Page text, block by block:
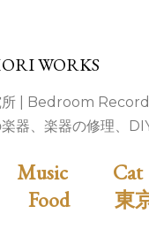
してメイン コン
WORKS
所 | Bedroom
器、楽器の修理、DIY
Music
Food
東